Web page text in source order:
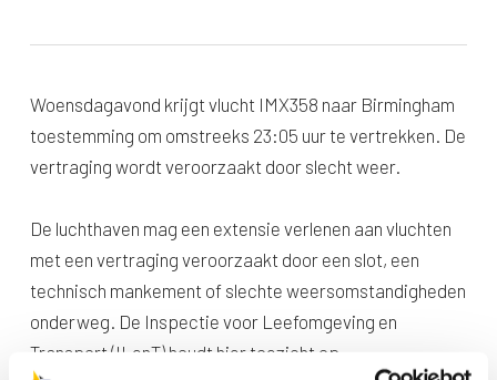
Woensdagavond krijgt vlucht IMX358 naar Birmingham
toestemming om omstreeks 23:05 uur te vertrekken. De
vertraging wordt veroorzaakt door slecht weer.
De luchthaven mag een extensie verlenen aan vluchten
met een vertraging veroorzaakt door een slot, een
technisch mankement of slechte weersomstandigheden
onderweg. De Inspectie voor Leefomgeving en
Transport (ILenT) houdt hier toezicht op.